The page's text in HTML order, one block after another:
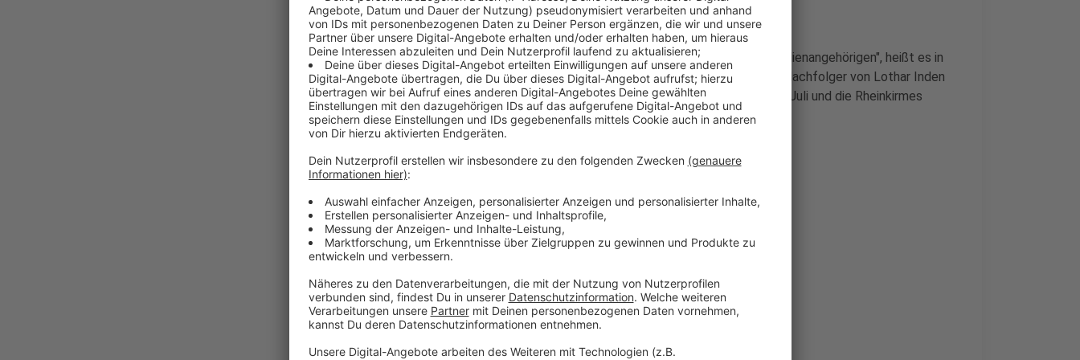
"Unsere Gedanken sind bei seiner Frau, den Söhnen und allen Familienangehörigen", heißt es in
einer Mitteilung. Zieren war erst im vergangenen Jahr (2022) als Nachfolger von Lothar Inden
zum neuen Schützenchef gewählt worden. Das Schützenfest im Juli und die Rheinkirmes
standen zum ersten Mal unter seiner Leitung.
Weitere Infos und Links zum Thema:
Anzeige
Die Homepage der St. Sebastianus Schützen von 1316
So berichtet die RP über den Tod von Michael Zieren
Unsere Meldung zum Schützen-Fest Sonntag in diesem Jahr